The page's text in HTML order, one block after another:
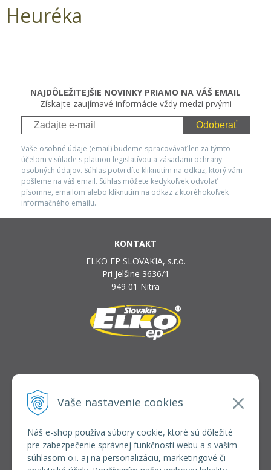
Vaše nastavenie cookies
Náš e-shop používa súbory cookie, ktoré sú dôležité
pre zabezpečenie správnej funkčnosti webu a s vašim
súhlasom o.i. aj na personalizáciu, marketingové či
Heuréka
NAJDÔLEŽITEJŠIE NOVINKY PRIAMO NA VÁŠ EMAIL
Získajte zaujímavé informácie vždy medzi prvými
Odoberať
Vaše osobné údaje (email) budeme spracovávať len za týmto
účelom v súlade s platnou legislatívou a zásadami ochrany
osobných údajov. Súhlas potvrdíte kliknutím na odkaz, ktorý vám
pošleme na váš email. Súhlas môžete kedykoľvek odvolať
písomne, emailom alebo kliknutím na odkaz z ktoréhokoľvek
informačného emailu.
KONTAKT
ELKO EP SLOVAKIA, s.r.o.
Pri Jelšine 3636/1
949 01 Nitra
INFOLINKA
+421 37 6586 731
VŠETKO O NÁKUPE